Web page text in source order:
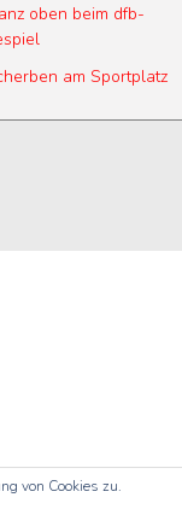
oben beim dfb-
am Sportplatz
von Cookies zu.